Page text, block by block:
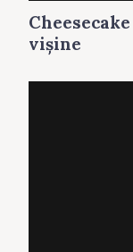
vişine